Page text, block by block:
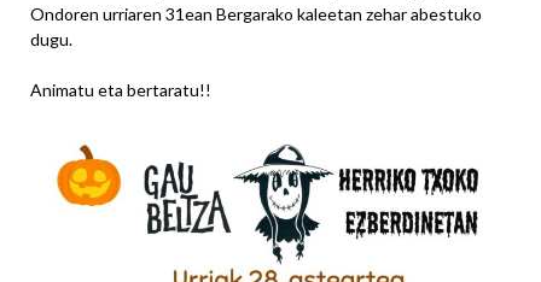
Ondoren urriaren 31ean Bergarako kaleetan zehar abestuko
dugu.
Animatu eta bertaratu!!